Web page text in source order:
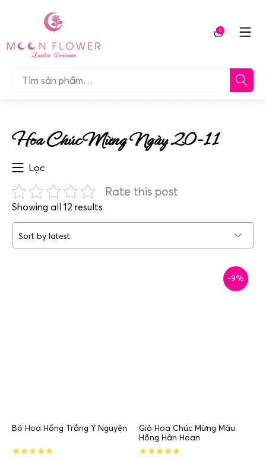
dung
Tìm…
0
Giỏ
Hoa Chúc Mừng Ngày 20-11
Lọc
Rate this post
Showing all 12 results
by
Bó Hoa Hồng Trắng Ý Nguyện
-9%
Giỏ Hoa Chúc Mừng Màu
Hồng Hân Hoan